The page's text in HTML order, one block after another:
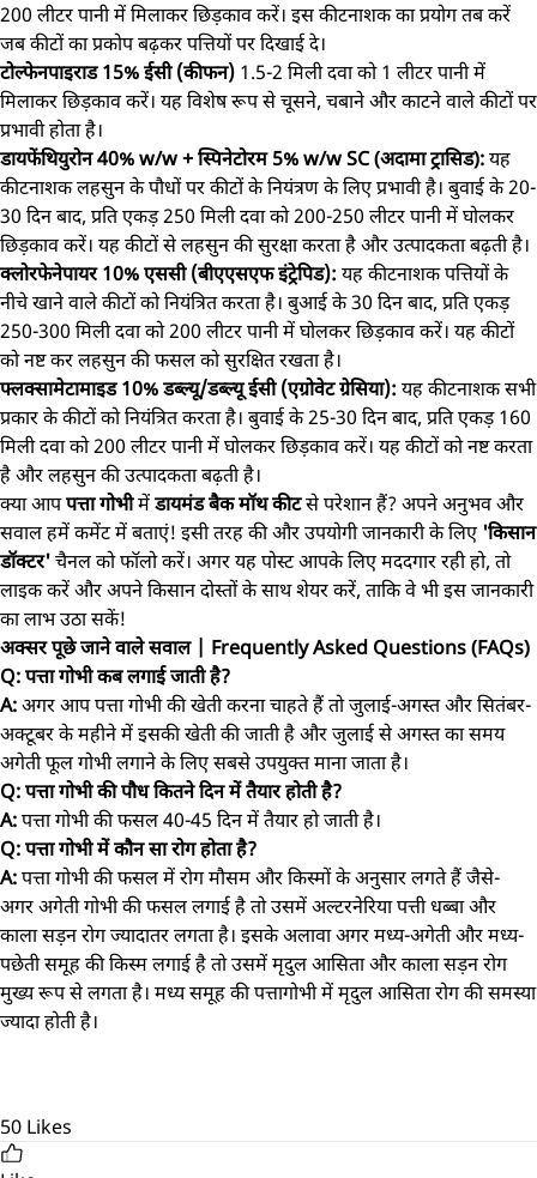
200 लीटर पानी में मिलाकर छिड़काव करें। इस कीटनाशक का प्रयोग तब करें
जब कीटों का प्रकोप बढ़कर पत्तियों पर दिखाई दे।
टोल्फेनपाइराड 15% ईसी (कीफन) 1.5-2 मिली दवा को 1 लीटर पानी में
मिलाकर छिड़काव करें। यह विशेष रूप से चूसने, चबाने और काटने वाले कीटों पर
प्रभावी होता है।
डायफेंथियुरोन 40% w/w + स्पिनेटोरम 5% w/w SC (अदामा ट्रासिड):यह
कीटनाशक लहसुन के पौधों पर कीटों के नियंत्रण के लिए प्रभावी है। बुवाई के 20-
30 दिन बाद, प्रति एकड़ 250 मिली दवा को 200-250 लीटर पानी में घोलकर
छिड़काव करें। यह कीटों से लहसुन की सुरक्षा करता है और उत्पादकता बढ़ती है।
क्लोरफेनेपायर 10% एससी (बीएएसएफ इंट्रेपिड): यह कीटनाशक पत्तियों के
नीचे खाने वाले कीटों को नियंत्रित करता है। बुआई के 30 दिन बाद, प्रति एकड़
250-300 मिली दवा को 200 लीटर पानी में घोलकर छिड़काव करें। यह कीटों
को नष्ट कर लहसुन की फसल को सुरक्षित रखता है।
फ्लक्सामेटामाइड 10% डब्ल्यू/डब्ल्यू ईसी (एग्रोवेट ग्रेसिया): यह कीटनाशक सभी
प्रकार के कीटों को नियंत्रित करता है। बुवाई के 25-30 दिन बाद, प्रति एकड़ 160
मिली दवा को 200 लीटर पानी में घोलकर छिड़काव करें। यह कीटों को नष्ट करता
है और लहसुन की उत्पादकता बढ़ती है।
क्या आपपत्ता गोभीमेंडायमंड बैक मॉथ कीटसे परेशान हैं? अपने अनुभव और
सवाल हमें कमेंट में बताएं! इसी तरह की और उपयोगी जानकारी के लिए 'किसान
डॉक्टर'चैनल को फॉलो करें। अगर यह पोस्ट आपके लिए मददगार रही हो, तो
लाइक करें और अपने किसान दोस्तों के साथ शेयर करें, ताकि वे भी इस जानकारी
का लाभ उठा सकें!
अक्सर पूछे जाने वाले सवाल | Frequently Asked Questions (FAQs)
Q: पत्ता गोभी कब लगाई जाती है?
A:अगर आप पत्ता गोभी की खेती करना चाहते हैं तो जुलाई-अगस्त और सितंबर-
अक्टूबर के महीने में इसकी खेती की जाती है और जुलाई से अगस्त का समय
अगेती फूल गोभी लगाने के लिए सबसे उपयुक्त माना जाता है।
Q: पत्ता गोभी की पौध कितने दिन में तैयार होती है?
A:पत्ता गोभी की फसल 40-45 दिन में तैयार हो जाती है।
Q: पत्ता गोभी में कौन सा रोग होता है?
A:पत्ता गोभी की फसल में रोग मौसम और किस्मों के अनुसार लगते हैं जैसे-
अगर अगेती गोभी की फसल लगाई है तो उसमें अल्टरनेरिया पत्ती धब्बा और
काला सड़न रोग ज्यादातर लगता है। इसके अलावा अगर मध्य-अगेती और मध्य-
पछेती समूह की किस्म लगाई है तो उसमें मृदुल आसिता और काला सड़न रोग
मुख्य रूप से लगता है। मध्य समूह की पत्तागोभी में मृदुल आसिता रोग की समस्या
ज्यादा होती है।
50 Likes